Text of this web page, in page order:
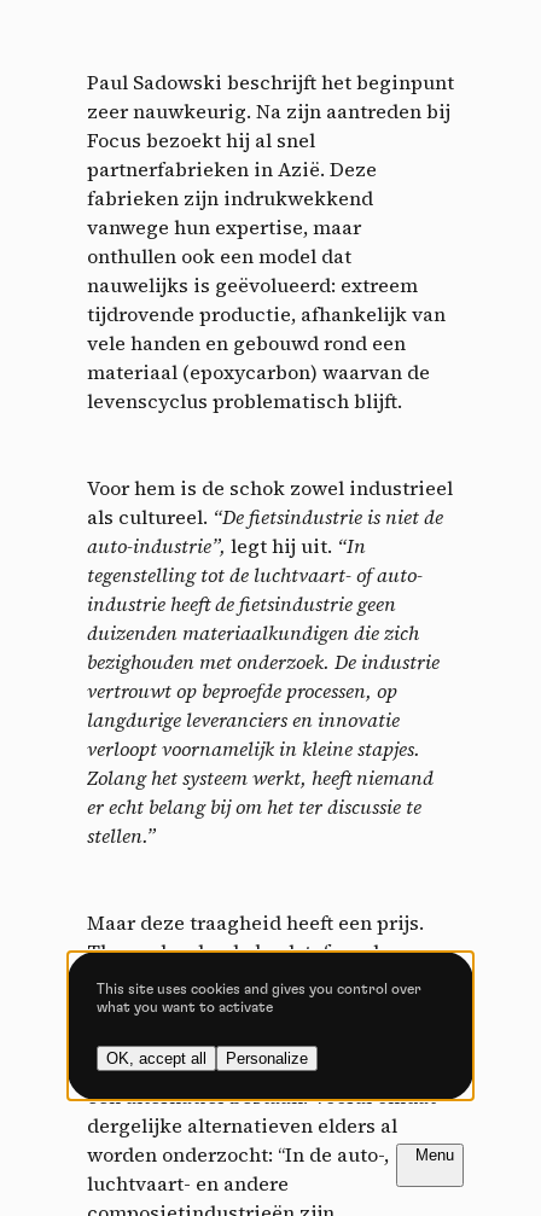
FR NL
Paul Sadowski beschrijft het beginpunt
zeer nauwkeurig. Na zijn aantreden bij
Focus bezoekt hij al snel
partnerfabrieken in Azië. Deze
fabrieken zijn indrukwekkend
vanwege hun expertise, maar
onthullen ook een model dat
nauwelijks is geëvolueerd: extreem
tijdrovende productie, afhankelijk van
vele handen en gebouwd rond een
materiaal (epoxycarbon) waarvan de
levenscyclus problematisch blijft.
Voor hem is de schok zowel industrieel
als cultureel. “De fietsindustrie is niet de
auto-industrie”, legt hij uit. “In
tegenstelling tot de luchtvaart- of auto-
industrie heeft de fietsindustrie geen
duizenden materiaalkundigen die zich
bezighouden met onderzoek. De industrie
vertrouwt op beproefde processen, op
langdurige leveranciers en innovatie
verloopt voornamelijk in kleine stapjes.
Zolang het systeem werkt, heeft niemand
er echt belang bij om het ter discussie te
stellen.”
Maar deze traagheid heeft een prijs.
Thermohardende koolstofvezels
vereisen niet alleen omslachtige,
handmatige processen, maar ze zetten
de levenscyclus. En voor Paul moest er
een alternatief bestaan. Vooral omdat
dergelijke alternatieven elders al
worden onderzocht: “In de auto-,
luchtvaart- en andere
panel
By allowing these third party services, you accept their
cookies and the use of tracking technologies necessary for
their proper functioning.
Privacy policy
Allow all cookies Deny all cookies
Videos
Vimeo disallowed -This service can
Allow Deny
YouTube disallowed
install 4 cookies.
Allow Deny
This site uses cookies and gives you control over
what you want to activate
OK, accept all Personalize